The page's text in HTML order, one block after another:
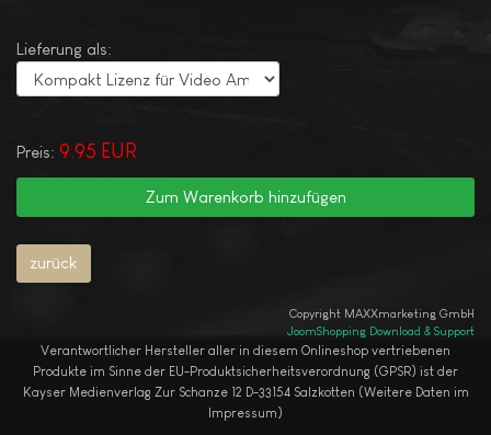
Lieferung als:
Preis: 9.95 EUR
Copyright MAXXmarketing GmbH
JoomShopping Download & Support
Verantwortlicher Hersteller aller in diesem Onlineshop vertriebenen
Produkte im Sinne der EU-Produktsicherheitsverordnung (GPSR) ist der
Kayser Medienverlag Zur Schanze 12 D-33154 Salzkotten (Weitere Daten im
Impressum)